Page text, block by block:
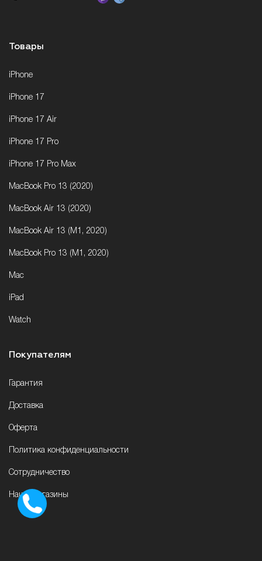
Товары
iPhone
iPhone 17
iPhone 17 Air
iPhone 17 Pro
iPhone 17 Pro Max
MacBook Pro 13 (2020)
MacBook Air 13 (2020)
MacBook Air 13 (M1, 2020)
MacBook Pro 13 (M1, 2020)
Mac
iPad
Watch
Покупателям
Гарантия
Доставка
Оферта
Политика конфиденциальности
Сотрудничество
Наши магазины